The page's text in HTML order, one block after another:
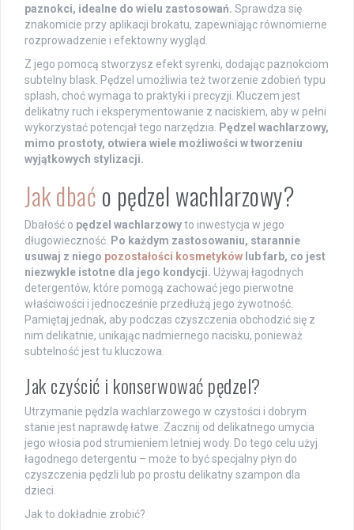
paznokci, idealne do wielu zastosowań. Sprawdza się
znakomicie przy aplikacji brokatu, zapewniając równomierne
rozprowadzenie i efektowny wygląd.
Z jego pomocą stworzysz efekt syrenki, dodając paznokciom
subtelny blask. Pędzel umożliwia też tworzenie zdobień typu
splash, choć wymaga to praktyki i precyzji. Kluczem jest
delikatny ruch i eksperymentowanie z naciskiem, aby w pełni
wykorzystać potencjał tego narzędzia.
Pędzel wachlarzowy,
mimo prostoty, otwiera wiele możliwości w tworzeniu
wyjątkowych stylizacji.
Jak dbać o pędzel wachlarzowy?
Dbałość o pędzel wachlarzowyto inwestycja w jego
długowieczność. Po każdym zastosowaniu, starannie
usuwaj z niego pozostałości kosmetyków lub farb, co jest
niezwykle istotne dla jego kondycji. Używaj łagodnych
detergentów, które pomogą zachować jego pierwotne
właściwości i jednocześnie przedłużą jego żywotność.
Pamiętaj jednak, aby podczas czyszczenia obchodzić się z
nim delikatnie, unikając nadmiernego nacisku, ponieważ
subtelność jest tu kluczowa.
Jak czyścić i konserwować pędzel?
Utrzymanie pędzla wachlarzowego w czystości i dobrym
stanie jest naprawdę łatwe. Zacznij od delikatnego umycia
jego włosia pod strumieniem letniej wody. Do tego celu użyj
łagodnego detergentu – może to być specjalny płyn do
czyszczenia pędzli lub po prostu delikatny szampon dla
dzieci.
Jak to dokładnie zrobić?